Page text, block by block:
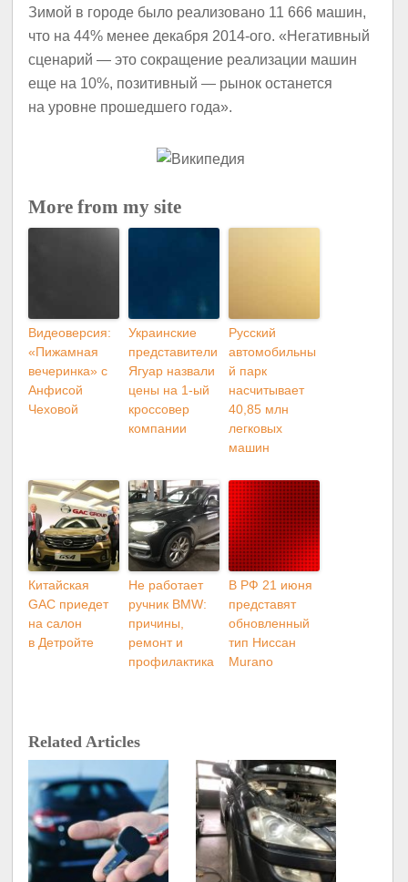
Зимой в городе было реализовано 11 666 машин,
что на 44% менее декабря 2014-ого. «Негативный
сценарий — это сокращение реализации машин
еще на 10%, позитивный — рынок останется
на уровне прошедшего года».
More from my site
Видеоверсия:
«Пижамная
вечеринка» с
Анфисой
Чеховой
Украинские
представители
Ягуар назвали
цены на 1-ый
кроссовер
компании
Русский
автомобильны
й парк
насчитывает
40,85 млн
легковых
машин
Китайская
GAC приедет
на салон
в Детройте
Не работает
ручник BMW:
причины,
ремонт и
профилактика
В РФ 21 июня
представят
обновленный
тип Ниссан
Murano
Related Articles